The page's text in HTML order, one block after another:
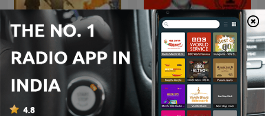
Navbharat Gold – Hindi
Podcast | Hindi Audio
Infotainment | Hindi Audio
News
Hondelatte Raconte